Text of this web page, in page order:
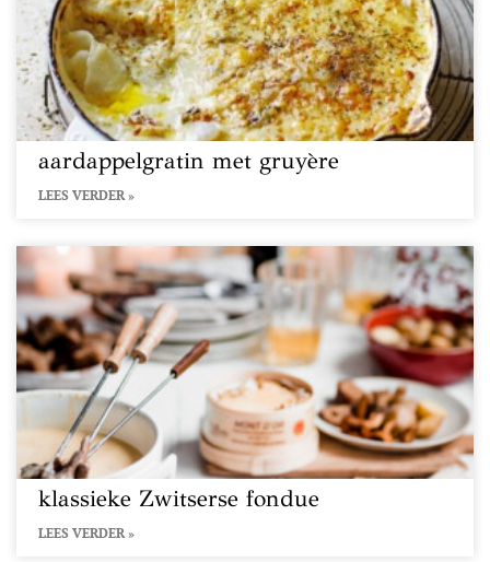
aardappelgratin met gruyère
LEES VERDER »
klassieke Zwitserse fondue
LEES VERDER »